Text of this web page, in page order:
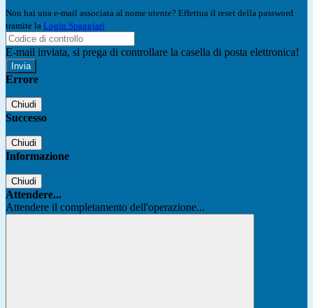
Non hai una e-mail associata al nome utente? Effettua il reset della password
tramite la Login Spaggiari
E-mail inviata, si prega di controllare la casella di posta elettronica!
Errore
Chiudi
Successo
Chiudi
Informazione
Chiudi
Attendere...
Attendere il completamento dell'operazione...